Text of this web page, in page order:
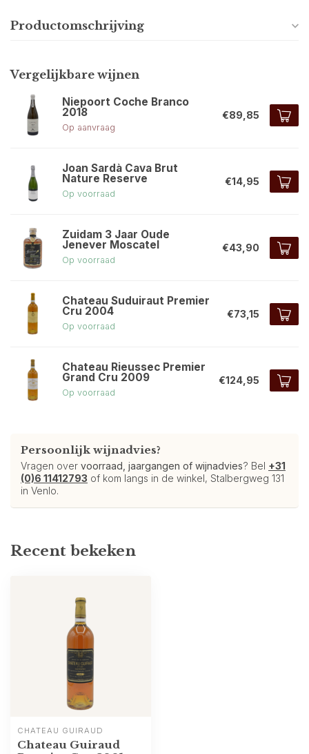
Productomschrijving
Vergelijkbare wijnen
Niepoort Coche Branco
2018
Op aanvraag
€89,85
Joan Sardà Cava Brut
Nature Reserve
Op voorraad
€14,95
Zuidam 3 Jaar Oude
Jenever Moscatel
Op voorraad
€43,90
Chateau Suduiraut Premier
Cru 2004
Op voorraad
€73,15
Chateau Rieussec Premier
Grand Cru 2009
Op voorraad
€124,95
Persoonlijk wijnadvies?
Vragen over voorraad, jaargangen of wijnadvies? Bel +31
(0)6 11412793 of kom langs in de winkel, Stalbergweg 131
in Venlo.
Recent bekeken
CHÂTEAU GUIRAUD
Chateau Guiraud